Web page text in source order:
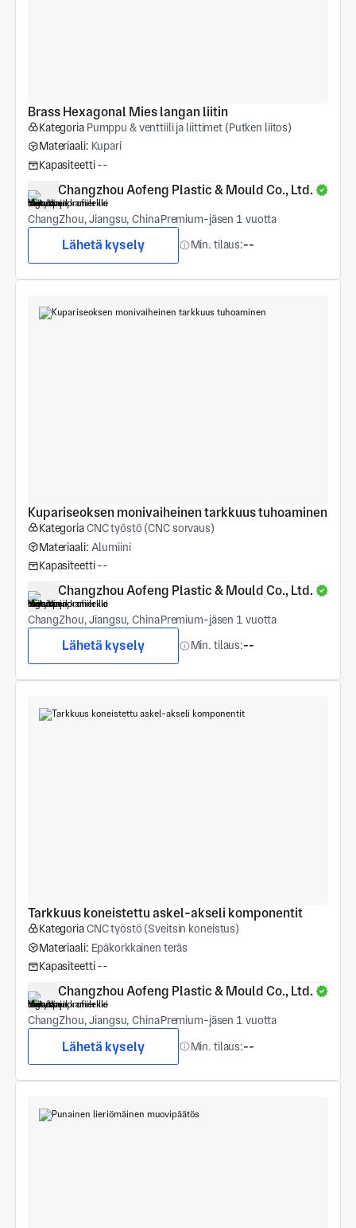
Brass Hexagonal Mies langan liitin
Kategoria Pumppu & venttiili ja liittimet (Putken liitos)
Materiaali: Kupari
Kapasiteetti --
Changzhou Aofeng Plastic & Mould Co., Ltd.
ChangZhou, Jiangsu, ChinaPremium-jäsen 1 vuotta
Lähetä kysely Min. tilaus:--
Kupariseoksen monivaiheinen tarkkuus tuhoaminen
KategoriaCNC työstö (CNC sorvaus)
Materiaali: Alumiini
Kapasiteetti --
Changzhou Aofeng Plastic & Mould Co., Ltd.
ChangZhou, Jiangsu, ChinaPremium-jäsen 1 vuotta
Lähetä kysely Min. tilaus:--
Tarkkuus koneistettu askel-akseli komponentit
KategoriaCNC työstö (Sveitsin koneistus)
Materiaali: Epäkorkkainen teräs
Kapasiteetti --
Changzhou Aofeng Plastic & Mould Co., Ltd.
ChangZhou, Jiangsu, ChinaPremium-jäsen 1 vuotta
Lähetä kysely Min. tilaus:--